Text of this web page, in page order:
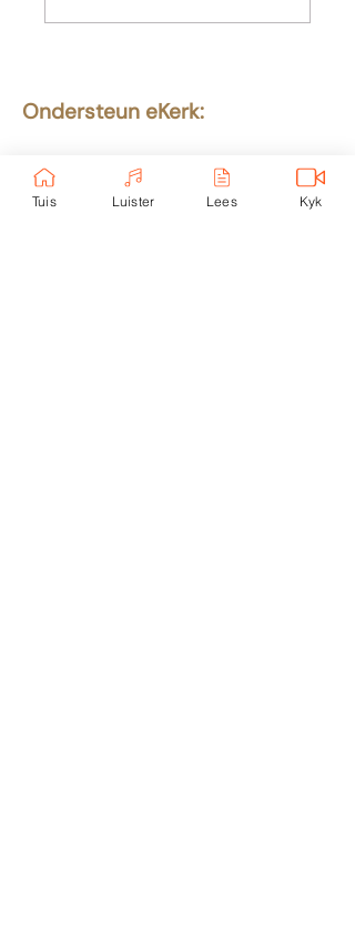
Ondersteun eKerk:
ABSA Bank
Takkode: 632005
Tuis Luister Lees Kyk